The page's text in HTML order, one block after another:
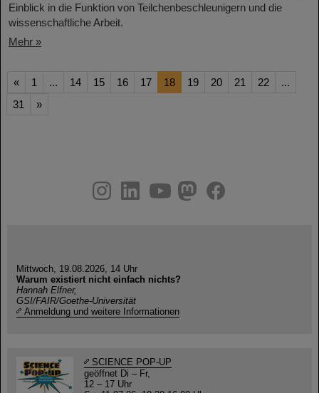
Einblick in die Funktion von Teilchenbeschleunigern und die
wissenschaftliche Arbeit.
Mehr »
« 1 ... 14 15 16 17 18 19 20 21 22
...
31
»
youtube
helmholtz.social
facebook
Mittwoch, 19.08.2026, 14 Uhr
Warum existiert nicht einfach nichts?
Hannah Elfner,
GSI/FAIR/Goethe-Universität
Anmeldung und weitere Informationen
SCIENCE POP-UP
geöffnet Di – Fr,
12 – 17 Uhr